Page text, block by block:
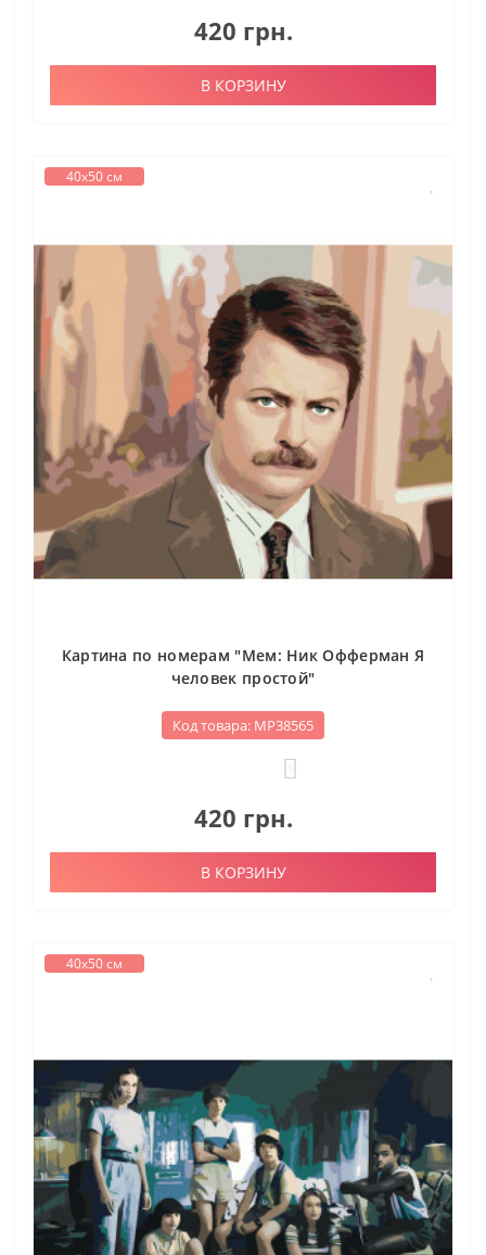
420 грн.
В КОРЗИНУ
40х50 см
Картина по номерам "Мем: Ник Офферман Я
человек простой"
Код товара: МР38565
420 грн.
В КОРЗИНУ
40х50 см